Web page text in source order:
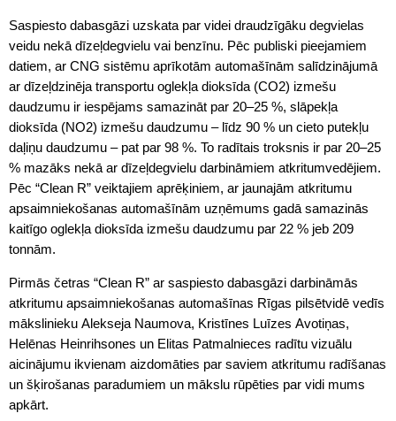
Saspiesto dabasgāzi uzskata par videi draudzīgāku degvielas
veidu nekā dīzeļdegvielu vai benzīnu. Pēc publiski pieejamiem
datiem, ar CNG sistēmu aprīkotām automašīnām salīdzinājumā
ar dīzeļdzinēja transportu oglekļa dioksīda (CO2) izmešu
daudzumu ir iespējams samazināt par 20–25 %, slāpekļa
dioksīda (NO2) izmešu daudzumu – līdz 90 % un cieto putekļu
daļiņu daudzumu – pat par 98 %. To radītais troksnis ir par 20–25
% mazāks nekā ar dīzeļdegvielu darbināmiem atkritumvedējiem.
Pēc “Clean R” veiktajiem aprēķiniem, ar jaunajām atkritumu
apsaimniekošanas automašīnām uzņēmums gadā samazinās
kaitīgo oglekļa dioksīda izmešu daudzumu par 22 % jeb 209
tonnām.
Pirmās četras “Clean R” ar saspiesto dabasgāzi darbināmās
atkritumu apsaimniekošanas automašīnas Rīgas pilsētvidē vedīs
mākslinieku Alekseja Naumova, Kristīnes Luīzes Avotiņas,
Helēnas Heinrihsones un Elitas Patmalnieces radītu vizuālu
aicinājumu ikvienam aizdomāties par saviem atkritumu radīšanas
un šķirošanas paradumiem un mākslu rūpēties par vidi mums
apkārt.